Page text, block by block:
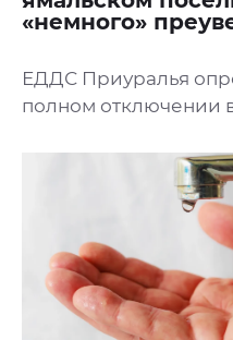
«немного»
ЕДДС Приуралья
полном отключении